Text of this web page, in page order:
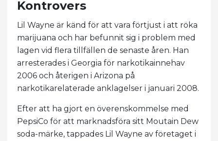
Kontrovers
Lil Wayne är känd för att vara förtjust i att röka
marijuana och har befunnit sig i problem med
lagen vid flera tillfällen de senaste åren. Han
arresterades i Georgia för narkotikainnehav
2006 och återigen i Arizona på
narkotikarelaterade anklagelser i januari 2008.
Efter att ha gjort en överenskommelse med
PepsiCo för att marknadsföra sitt Moutain Dew
soda-märke, tappades Lil Wayne av företaget i